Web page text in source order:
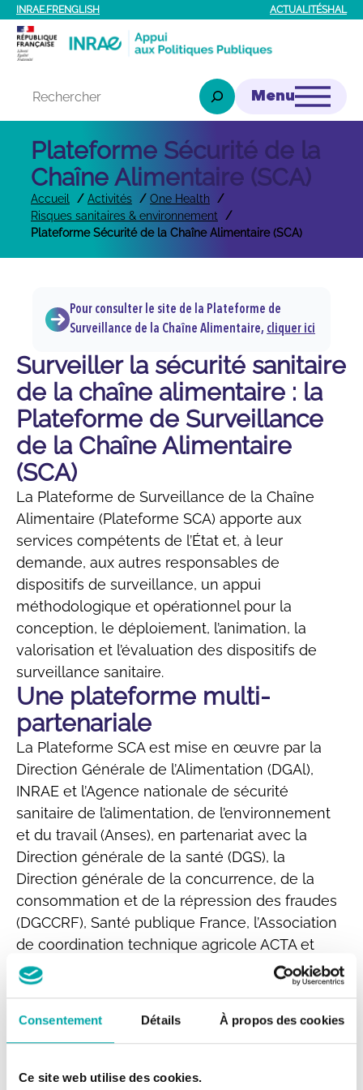
Consentement Détails À propos des cookies
Ce site web utilise des cookies.
Aller
contenu
INRAE.FRENGLISH ACTUALITÉSHAL
Rechercher
Plateforme Sécurité de la
Chaîne Alimentaire (SCA)
Accueil Activités
One Health
Risques sanitaires & environnement
Plateforme Sécurité de la Chaîne Alimentaire (SCA)
Pour consulter le site de la Plateforme de
Surveillance de la Chaîne Alimentaire, cliquer ici
Surveiller la sécurité sanitaire
de la chaîne alimentaire : la
Plateforme de Surveillance
de la Chaîne Alimentaire
(SCA)
La Plateforme de Surveillance de la Chaîne
Alimentaire (Plateforme SCA) apporte aux
services compétents de l’État et, à leur
demande, aux autres responsables de
dispositifs de surveillance, un appui
méthodologique et opérationnel pour la
conception, le déploiement, l’animation, la
valorisation et l’évaluation des dispositifs de
surveillance sanitaire.
Une plateforme multi-
partenariale
La Plateforme SCA est mise en œuvre par la
Direction Générale de l’Alimentation (DGAl),
INRAE et l’Agence nationale de sécurité
sanitaire de l’alimentation, de l’environnement
et du travail (Anses), en partenariat avec la
Direction générale de la santé (DGS), la
Direction générale de la concurrence, de la
consommation et de la répression des fraudes
(DGCCRF), Santé publique France, l’Association
de coordination technique agricole ACTA et
l’Association de coordination technique pour
l’industrie agroalimentaire ACTIA, l’Association
française des directeurs et cadres de
laboratoires vétérinaires publics d’analyses
nationale des industries agroalimentaires ANIA,